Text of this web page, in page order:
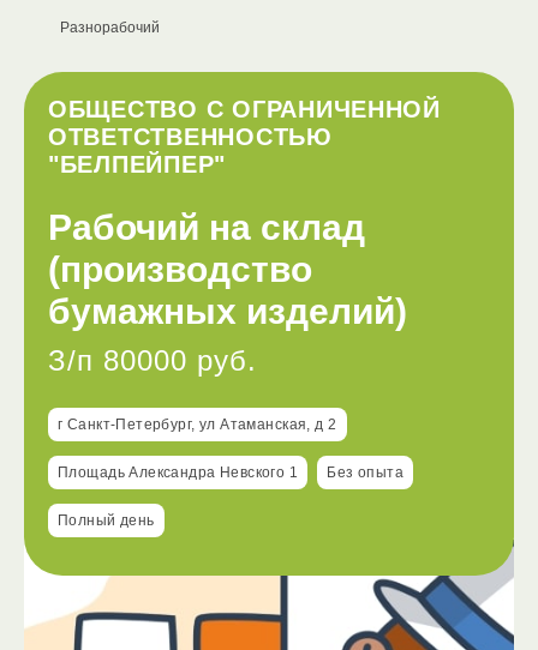
ОБЩЕСТВО С ОГРАНИЧЕННОЙ
ОТВЕТСТВЕННОСТЬЮ
"БЕЛПЕЙПЕР"
Разнорабочий
Рабочий на склад
(производство
бумажных изделий)
З/п 80000 руб.
г Санкт-Петербург, ул Атаманская, д 2
Площадь Александра Невского 1 Без опыта
Полный день